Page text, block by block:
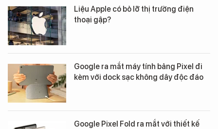
Liệu Apple có bỏ lỡ thị trường điện
thoại gập?
Google ra mắt máy tính bảng Pixel đi
kèm với dock sạc không dây độc đáo
Google Pixel Fold ra mắt với thiết kế